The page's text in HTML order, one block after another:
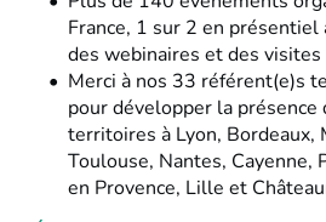
France, 1 sur 2 en
des webinaires et des visites
Merci à nos 33 référent(e)s
pour développer la présence
territoires à Lyon, Bordeaux,
Toulouse, Nantes, Cayenne,
en Provence, Lille et